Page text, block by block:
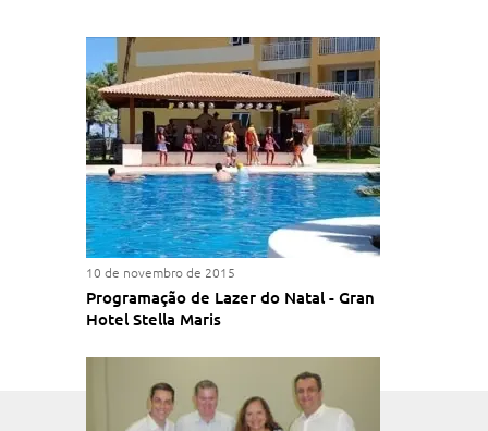
10 de novembro de 2015
Programação de Lazer do Natal - Gran
Hotel Stella Maris